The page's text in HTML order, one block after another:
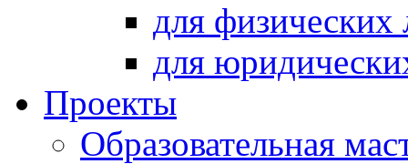
для физических
для
Проекты
Образовательная